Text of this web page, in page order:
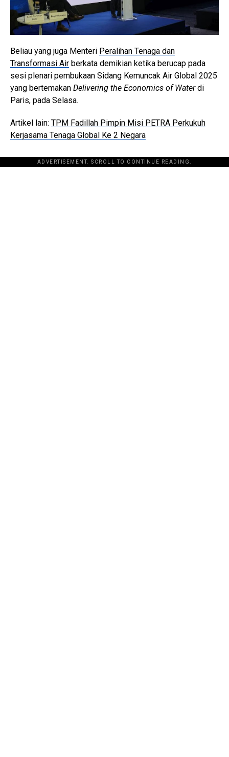
Beliau yang juga Menteri Peralihan Tenaga dan
Transformasi Air berkata demikian ketika berucap pada
sesi plenari pembukaan Sidang Kemuncak Air Global 2025
yang bertemakan Delivering the Economics of Waterdi
Paris, pada Selasa.
Artikel lain: TPM Fadillah Pimpin Misi PETRA Perkukuh
Kerjasama Tenaga Global Ke 2 Negara
ADVERTISEMENT. SCROLL TO CONTINUE READING.